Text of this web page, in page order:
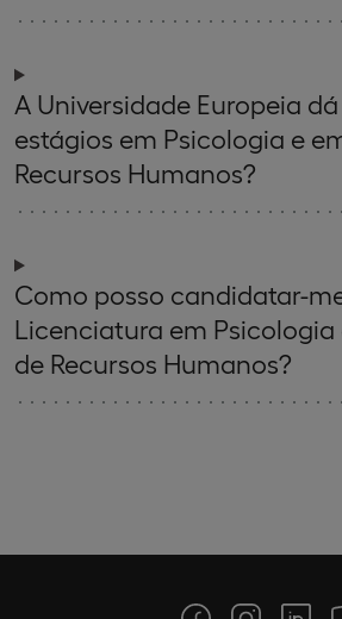
A Universidade Europeia
estágios em Psicologia e
Recursos Humanos?
Como posso candidatar-
Licenciatura em Psicologia
de Recursos Humanos?